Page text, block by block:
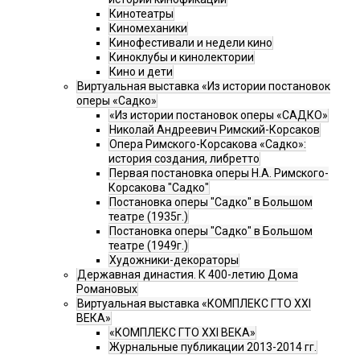
Кинотеатры
Киномеханики
Кинофестивали и недели кино
Киноклубы и кинолектории
Кино и дети
Виртуальная выставка «Из истории постановок
оперы «Садко»
«Из истории постановок оперы «САДКО»
Николай Андреевич Римский-Корсаков
Опера Римского-Корсакова «Садко»:
история создания, либретто
Первая постановка оперы Н.А. Римского-
Корсакова "Садко"
Постановка оперы "Садко" в Большом
театре (1935г.)
Постановка оперы "Садко" в Большом
театре (1949г.)
Художники-декораторы
Державная династия. К 400-летию Дома
Романовых
Виртуальная выставка «КОМПЛЕКС ГТО XXI
ВЕКА»
«КОМПЛЕКС ГТО XXI ВЕКА»
Журнальные публикации 2013-2014 гг.